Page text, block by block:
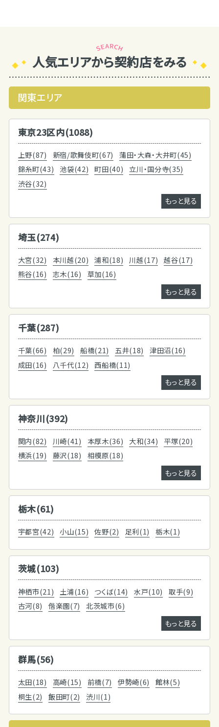
人気エリアから契約店をみる
関東エリア
東京23区内(1088)
上野(87) 新宿/歌舞伎町(67)
蒲田・大森・大井町(45)
錦糸町(43)
池袋(42) 町田(40)
立川・国分寺(35)
渋谷(32)
もっと見る
埼玉(274)
大宮(32) 本川越(20) 浦和(18) 川越(17)
越谷(17)
熊谷(16)
志木(16)
草加(16)
もっと見る
千葉(287)
千葉(66) 柏(29) 船橋(21) 五井(18)
津田沼(16)
成田(16)
八千代(12)
西船橋(11)
もっと見る
神奈川(392)
関内(82) 川崎(41) 本厚木(36) 大和(34)
平塚(20)
横浜(19)
藤沢(18)
相模原(18)
もっと見る
栃木(61)
宇都宮(42) 小山(15) 佐野(2) 足利(1) 栃木(1)
茨城(103)
神栖市(21) 土浦(16) つくば(14) 水戸(10)
取手(9)
古河(8)
偕楽園(7)
北茨城市(6)
もっと見る
群馬(56)
太田(18) 高崎(15) 前橋(7) 伊勢崎(6)
館林(5)
桐生(2)
飯田町(2) 渋川(1)